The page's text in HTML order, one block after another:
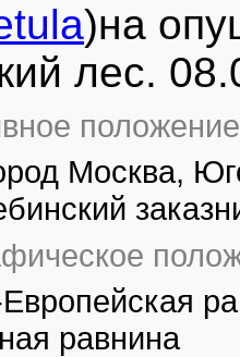
)на
лес.
Москва,
Европейская
равнина